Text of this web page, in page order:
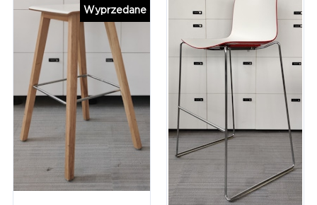
Wyprzedane